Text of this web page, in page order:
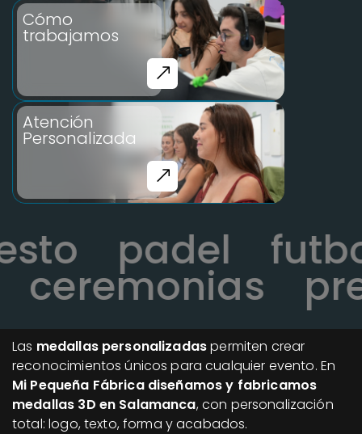
Cómo
trabajamos
Atención
Personalizada
padel
Las medallas personalizadaspermiten crear
reconocimientos únicos para cualquier evento. En
Mi Pequeña Fábrica diseñamos y fabricamos
medallas 3D en Salamanca, con personalización
total: logo, texto, forma y acabados.